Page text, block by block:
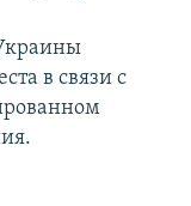
в связи с